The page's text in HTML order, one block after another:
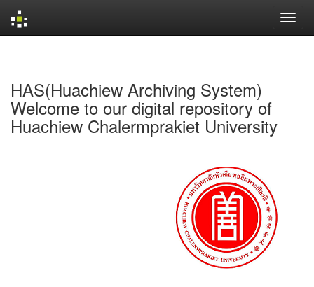
HAS(Huachiew Archiving System)
Welcome to our digital repository of
Huachiew Chalermprakiet University